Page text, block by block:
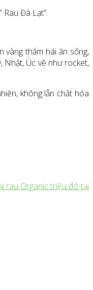
Đà Lạt”.
vàng thắm hái ăn sống,
Nhật, Úc về như rocket,
không lẫn chất hóa
rau Organic triệu đô tại